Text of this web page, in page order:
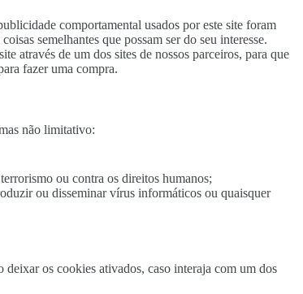
comportamental usados ​​por este site foram
semelhantes que possam ser do seu interesse.
através de um dos sites de nossos parceiros, para que
fazer uma compra.
não limitativo:
ou contra os direitos humanos;
ou disseminar vírus informáticos ou quaisquer
deixar os cookies ativados, caso interaja com um dos